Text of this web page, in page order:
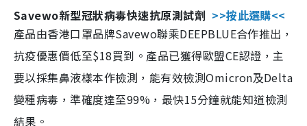
Savewo新型冠狀病毒快速抗原測試劑 >>按此選購<<
產品由香港口罩品牌Savewo聯乘DEEPBLUE合作推出，
抗疫優惠價低至$18買到。產品已獲得歐盟CE認證，主
要以採集鼻液樣本作檢測，能有效檢測Omicron及Delta
變種病毒，準確度達至99%，最快15分鐘就能知道檢測
結果。